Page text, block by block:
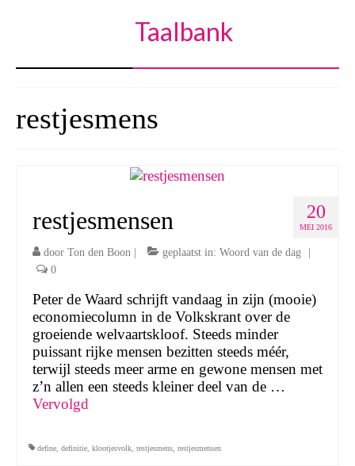
Taalbank
restjesmens
20
MEI 2016
restjesmensen
door Ton den Boon | geplaatst in: Woord van de dag
|
0
Peter de Waard schrijft vandaag in zijn (mooie)
economiecolumn in de Volkskrant over de
groeiende welvaartskloof. Steeds minder
puissant rijke mensen bezitten steeds méér,
terwijl steeds meer arme en gewone mensen met
z’n allen een steeds kleiner deel van de …
Vervolgd
define definitie klootjesvolk restjesmens restjesmensen